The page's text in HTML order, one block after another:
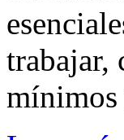
trabajar,
mínimos